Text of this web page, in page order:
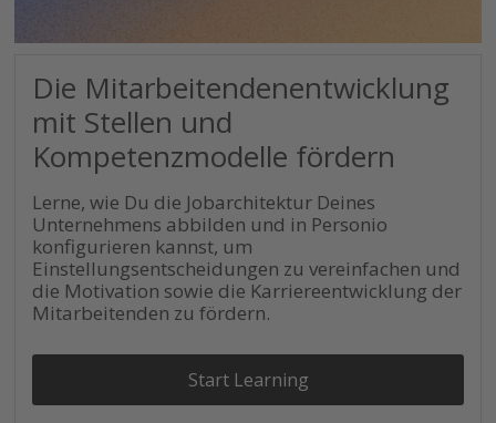
Die Mitarbeitendenentwicklung
mit Stellen und
Kompetenzmodelle fördern
Lerne, wie Du die Jobarchitektur Deines
Unternehmens abbilden und in Personio
konfigurieren kannst, um
Einstellungsentscheidungen zu vereinfachen und
die Motivation sowie die Karriereentwicklung der
Mitarbeitenden zu fördern.
Start Learning